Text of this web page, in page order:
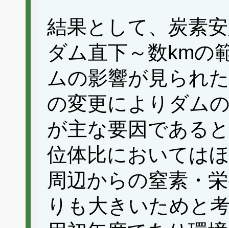
結果として、炭素
ダム直下～数kmの
ムの影響が見られ
の変更によりダム
が主な要因である
位体比においては
周辺からの窒素・
りも大きいためと